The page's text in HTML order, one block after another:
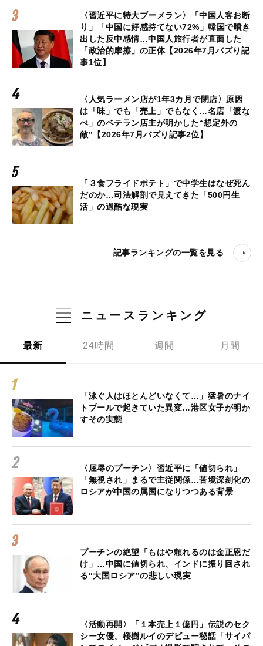
〈習近平に特大ブーメラン〉「中国人客お断
り」「中国に好感持てない72%」韓国で噴き
出した反中感情…中国人旅行者が直面した
「政治的摩擦」の正体【2026年7月バズり記
事1位】
〈人気ラーメン店が1年3カ月で閉店〉原因
は「味」でも「売上」でもなく…名店「渡な
べ」のベテラン店主が明かした“想定外の
敵”【2026年7月バズり記事2位】
「３食フライドポテト」で中学生はなぜ死ん
だのか…司法解剖で見えてきた「500円生
活」の過酷な現実
記事ランキングの一覧を見る
ニュースランキング
最新 24時間 週間 月間
「泳ぐ人はほとんどいなくて…」猛暑のナイ
トプールで起きていた異変…港区女子が明か
すその実態
〈屈辱のプーチン〉習近平に「値切られ」
「無視され」まるで主従関係…苦境深刻化の
ロシアが中国の属国になりつつある背景
プーチンの絶望「もはや頼れるのは金正恩だ
け」…中国に値切られ、インドに振り回され
る“大国ロシア”の悲しい現実
〈活動再開〉「１本売上１億円」伝説のセク
シー女優、桜樹ルイのデビュー秘話「サイパ